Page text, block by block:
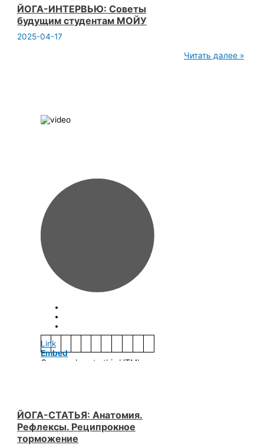
ЙОГА-ИНТЕРВЬЮ: Советы
будущим студентам МОЙУ
2025-04-17
Link
Embed
Copy and paste this HTML
ЙОГА-
Читать далее »
ЙОГА-СТАТЬЯ: Анатомия.
Рефлексы. Реципрокное
торможение